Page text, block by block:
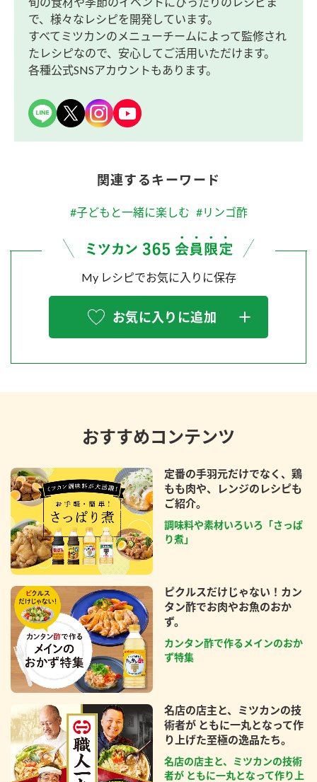
で、様々なレシピを開発しています。
すべてミツカンのメニューチームによって監修され
たレシピなので、安心してご活用いただけます。
各種公式SNSアカウントもあります。
関連するキーワード
#子どもと一緒に楽しむ #リンゴ酢
My レシピでお気に入りに保存
お気に入りに追加
おすすめコンテンツ
定番の手羽元だけでなく、鶏
もも肉や、レンジのレシピも
ご紹介。
調味料や素材いろいろ「さっぱ
り煮」
ピクルスだけじゃない！カン
タン酢でお肉やお魚のおか
ず。
カンタン酢で作るメインのおか
ず特集
名店の店主と、ミツカンの技
術者が ともに一丸となって作
り上げた至極の逸品たち。
名店の店主と、ミツカンの技術
者が ともに一丸となって作り上